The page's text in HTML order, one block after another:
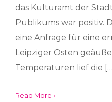
das Kulturamt der
Publikums war positiv.
eine Anfrage für eine
Leipziger Osten
Temperaturen lief die
Read More ›